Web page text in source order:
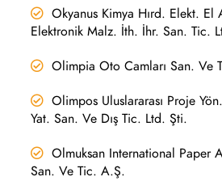
Okyanus Kimya Hırd. Elekt. El
Elektronik Malz. İth. İhr. San. Tic.
Olimpia Oto Camları San. Ve
Olimpos Uluslararası Proje
Yat. San. Ve Dış Tic. Ltd. Şti.
Olmuksan International Paper
San. Ve Tic. A.Ş.